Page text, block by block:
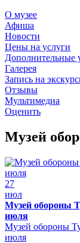
О музее
Афиша
Новости
Цены на услуги
Дополнительные
Галерея
Запись на
Отзывы
Мультимедиа
Оценить
Музей
27
июл
Музей обороны
июля
Музей обороны
июля